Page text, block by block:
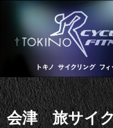
会津 旅サイ